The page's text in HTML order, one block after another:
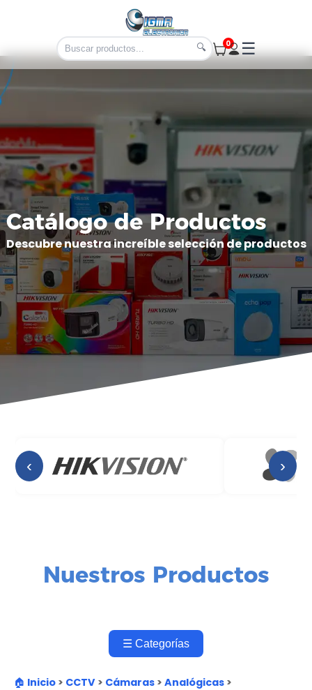
🔍 0 ☰
Catálogo de Productos
Descubre nuestra increíble selección de productos
‹ ›
Nuestros Productos
☰ Categorías
🏠 Inicio > CCTV > Cámaras > Analógicas >